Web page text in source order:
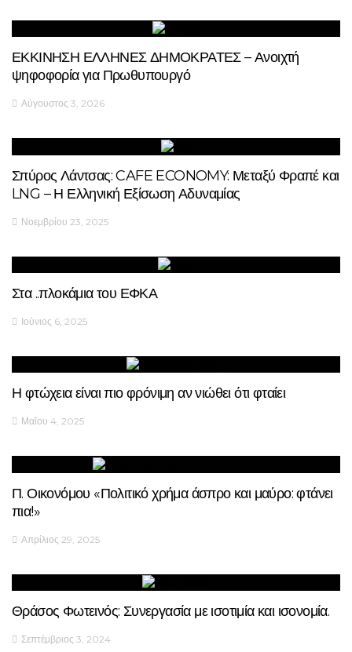
ΕΚΚΙΝΗΣΗ ΕΛΛΗΝΕΣ ΔΗΜΟΚΡΑΤΕΣ – Ανοιχτή
ψηφοφορία για Πρωθυπουργό
Αύγουστος 3, 2026
Σπύρος Λάντσας: CAFE ECONOMY: Μεταξύ Φραπέ και
LNG – Η Ελληνική Εξίσωση Αδυναμίας
Νοεμβρίου 23, 2025
Στα ..πλοκάμια του ΕΦΚΑ
Ιούνιος 6, 2025
Η φτώχεια είναι πιο φρόνιμη αν νιώθει ότι φταίει
Μαΐου 4, 2025
Π. Οικονόμου «Πολιτικό χρήμα άσπρο και μαύρο: φτάνει
πια!»
Απρίλιος 29, 2025
Θράσος Φωτεινός: Συνεργασία με ισοτιμία και ισονομία.
Σεπτέμβριος 3, 2024